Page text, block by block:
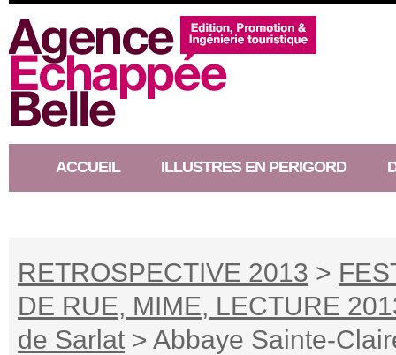
ACCUEIL ILLUSTRES EN PERIGORD
RETROSPECTIVE 2013 >
DE RUE, MIME, LECTURE
de Sarlat > Abbaye Sainte-